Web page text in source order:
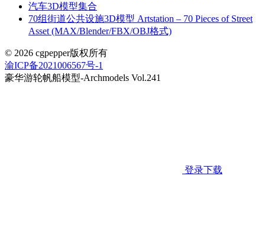
汽车3D模型集合
70组街道公共设施3D模型 Artstation – 70 Pieces of Street
Asset (MAX/Blender/FBX/OBJ格式)
© 2026 cgpepper版权所有
渝ICP备2021006567号-1
豪华游轮帆船模型-Archmodels Vol.241
登录下载